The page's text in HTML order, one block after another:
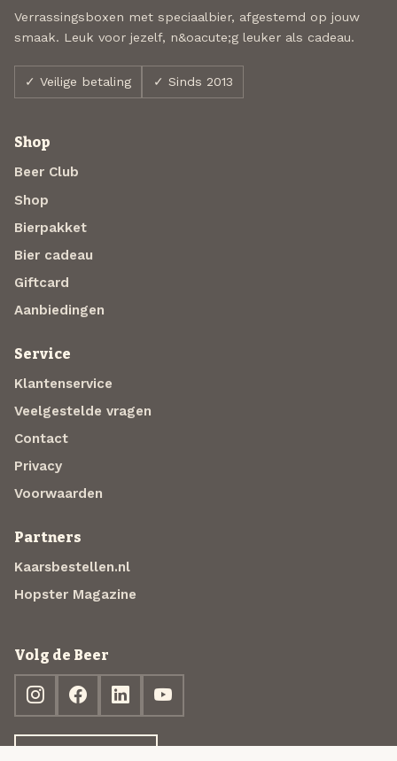
Verrassingsboxen met speciaalbier, afgestemd op jouw
smaak. Leuk voor jezelf, n&oacute;g leuker als cadeau.
✓ Veilige betaling ✓ Sinds 2013
Shop
Beer Club
Shop
Bierpakket
Bier cadeau
Giftcard
Aanbiedingen
Service
Klantenservice
Veelgestelde vragen
Contact
Privacy
Voorwaarden
Partners
Kaarsbestellen.nl
Hopster Magazine
Volg de Beer